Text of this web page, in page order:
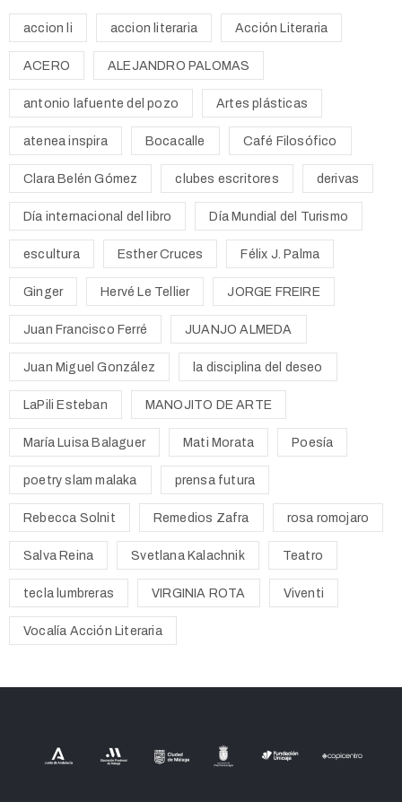
accion li accion literaria Acción Literaria
ACERO ALEJANDRO PALOMAS
antonio lafuente del pozo Artes plásticas
atenea inspira Bocacalle Café Filosófico
Clara Belén Gómez clubes escritores derivas
Día internacional del libro Día Mundial del Turismo
escultura Esther Cruces Félix J. Palma
Ginger Hervé Le Tellier JORGE FREIRE
Juan Francisco Ferré JUANJO ALMEDA
Juan Miguel González la disciplina del deseo
LaPili Esteban MANOJITO DE ARTE
María Luisa Balaguer Mati Morata Poesía
poetry slam malaka prensa futura
Rebecca Solnit Remedios Zafra rosa romojaro
Salva Reina Svetlana Kalachnik Teatro
tecla lumbreras VIRGINIA ROTA Viventi
Vocalía Acción Literaria